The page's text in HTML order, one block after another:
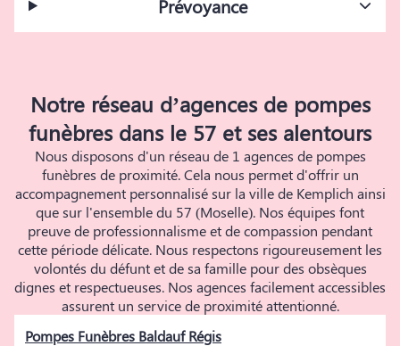
Prévoyance
Notre réseau d’agences de pompes
funèbres dans le 57 et ses alentours
Nous disposons d'un réseau de 1 agences de pompes
funèbres de proximité. Cela nous permet d'offrir un
accompagnement personnalisé sur la ville de Kemplich ainsi
que sur l'ensemble du 57 (Moselle). Nos équipes font
preuve de professionnalisme et de compassion pendant
cette période délicate. Nous respectons rigoureusement les
volontés du défunt et de sa famille pour des obsèques
dignes et respectueuses. Nos agences facilement accessibles
assurent un service de proximité attentionné.
Pompes Funèbres Baldauf Régis